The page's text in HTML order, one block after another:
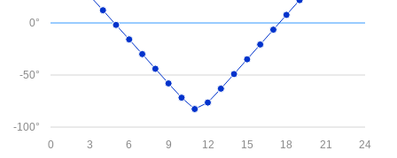
-100°
-50°
0°
24
21
18
15
12
9
6
3
0